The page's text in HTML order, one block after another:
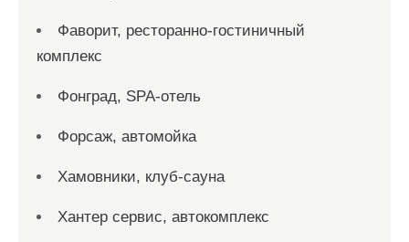
Фаворит, ресторанно-гостиничный
комплекс
Фонград, SPA-отель
Форсаж, автомойка
Хамовники, клуб-сауна
Хантер сервис, автокомплекс